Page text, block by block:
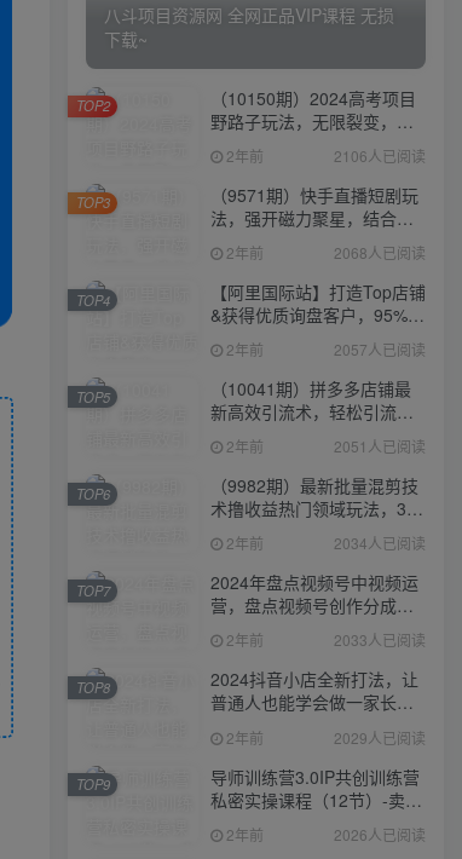
八斗项目资源网 全网正品VIP课程 无损
下载~
（10150期）2024高考项目
野路子玩法，无限裂变，最
高一天1W＋！
2年前 2106人已阅读
TOP2
（9571期）快手直播短剧玩
法，强开磁力聚星，结合多
种变现方式日入600+
2年前 2068人已阅读
TOP3
【阿里国际站】打造Top店铺
&获得优质询盘客户，​95%的
国际站讲师不会说的运营技
巧 2年前 2057人已阅读
TOP4
（10041期）拼多多店铺最
新高效引流术，轻松引流
400+创业粉，精准日变现五
位数！
2年前 2051人已阅读
TOP5
（9982期）最新批量混剪技
术撸收益热门领域玩法，3分
钟一条原创视频，轻松日入
1000＋
2年前 2034人已阅读
TOP6
2024年盘点视频号中视频运
营，盘点视频号创作分成计
划，快速过原创日入300+
2年前 2033人已阅读
TOP7
2024抖音小店全新打法，让
普通人也能学会做一家长久
稳定赚钱的抖店
2年前 2029人已阅读
TOP8
导师训练营3.0IP共创训练营
私密实操课程（12节）-卖项
目的密码成功秘诀
2年前 2026人已阅读
TOP9